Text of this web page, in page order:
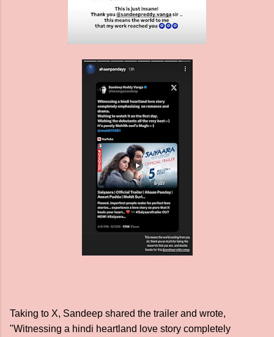
Taking to X, Sandeep shared the trailer and wrote,
"Witnessing a hindi heartland love story completely